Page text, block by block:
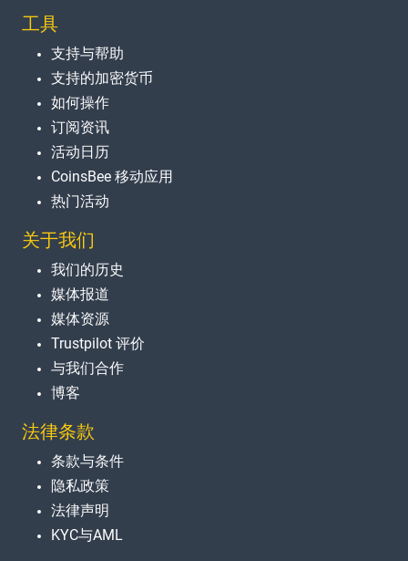
工具
支持与帮助
支持的加密货币
如何操作
订阅资讯
活动日历
CoinsBee 移动应用
热门活动
关于我们
我们的历史
媒体报道
媒体资源
Trustpilot 评价
与我们合作
博客
法律条款
条款与条件
隐私政策
法律声明
KYC与AML